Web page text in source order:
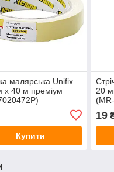
малярська Unifix
x 40 м преміум
Купити
20
19